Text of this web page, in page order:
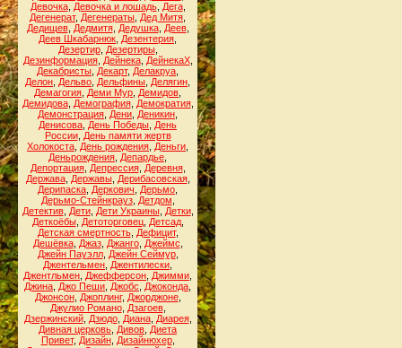
Девочка, Девочка и лошадь, Дега,
Дегенерат, Дегенераты Дед Митя
Дедищев, Дедмитя, Дедушка, Деев,
Деев Шкабарнюк Дезентерия
Дезертир, Дезертиры,
Дезинформация, Дейнека, ДейнекаХ,
Декабристы Декарт, Делакруа
Делон Дельво Дельфины Делягин
Демагогия Деми Мур Демидов
Демидова, Демография, Демократия,
Демонстрация Дени Деникин
Денисова День Победы День
России, День памяти жертв
Холокоста День рождения Деньги
Деньрождения Депардье
Депортация, Депрессия, Деревня,
Держава, Державы, Дерибасовская,
Дерипаска Деркович Дерьмо
Дерьмо-Стейнкрауз, Детдом
Детектив, Дети, Дети Украины, Детки,
Деткоёбы, Детоторговец, Детсад,
Детская смертность, Дефицит,
Дешёвка, Джаз, Джанго, Джеймс
Джейн Пауэлл, Джейн Сеймур,
Джентельмен Джентилески
Джентльмен Джефферсон Джимми
Джина Джо Пеши Джобс Джоконда
Джонсон, Джоплинг, Джорджоне,
Джулио Романо, Дзагоев,
Дзержинский, Дзюдо, Диана, Диарея,
Дивная церковь Дивов Диета
Привет, Дизайн, Дизайнюхер,